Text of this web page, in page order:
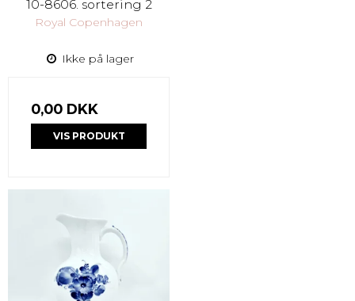
10-8606. sortering 2
Royal Copenhagen
Ikke på lager
0,00 DKK
VIS PRODUKT